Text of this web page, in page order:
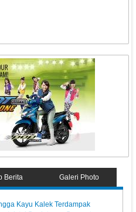
Berita Galeri Photo
Kayu Kalek Terdampak